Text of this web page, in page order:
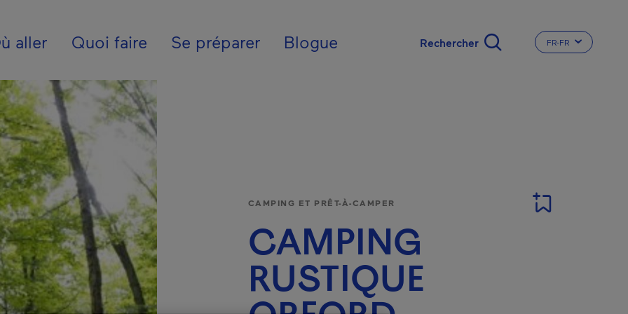
- Fr - France
aller Quoi faire Se préparer Blogue CHANGER LA
FR-FR
CAMPING ET PRÊT-À-CAMPER
CAMPING
RUSTIQUE